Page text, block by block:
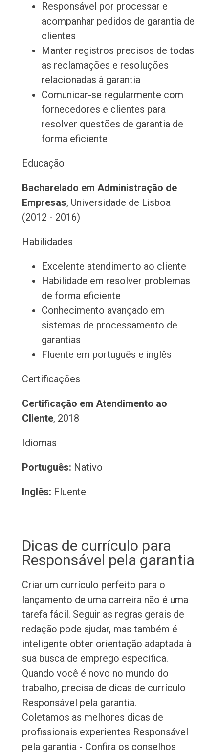
Responsável por processar e
acompanhar pedidos de garantia de
clientes
Manter registros precisos de todas
as reclamações e resoluções
relacionadas à garantia
Comunicar-se regularmente com
fornecedores e clientes para
resolver questões de garantia de
forma eficiente
Educação
Bacharelado em Administração de
Empresas, Universidade de Lisboa
(2012 - 2016)
Habilidades
Excelente atendimento ao cliente
Habilidade em resolver problemas
de forma eficiente
Conhecimento avançado em
sistemas de processamento de
garantias
Fluente em português e inglês
Certificações
Certificação em Atendimento ao
Cliente, 2018
Idiomas
Português: Nativo
Inglês: Fluente
Dicas de currículo para
Responsável pela garantia
Criar um currículo perfeito para o
lançamento de uma carreira não é uma
tarefa fácil. Seguir as regras gerais de
redação pode ajudar, mas também é
inteligente obter orientação adaptada à
sua busca de emprego específica.
Quando você é novo no mundo do
trabalho, precisa de dicas de currículo
Responsável pela garantia.
Coletamos as melhores dicas de
profissionais experientes Responsável
pela garantia - Confira os conselhos